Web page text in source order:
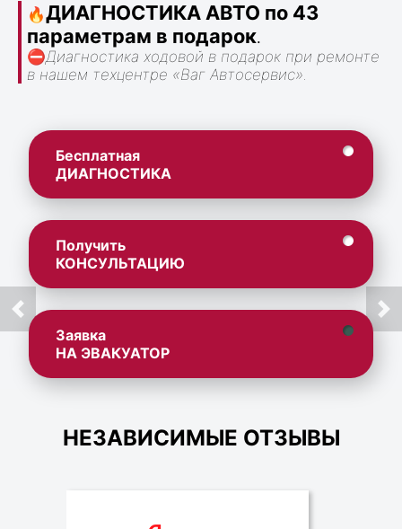
🔥ДИАГНОСТИКА АВТО по 43
параметрам в подарок.
⛔Диагностика ходовой в подарок при ремонте
в нашем техцентре «Ваг Автосервис».
Бесплатная
ДИАГНОСТИКА
Получить
КОНСУЛЬТАЦИЮ
Заявка
НА ЭВАКУАТОР
НЕЗАВИСИМЫЕ ОТЗЫВЫ